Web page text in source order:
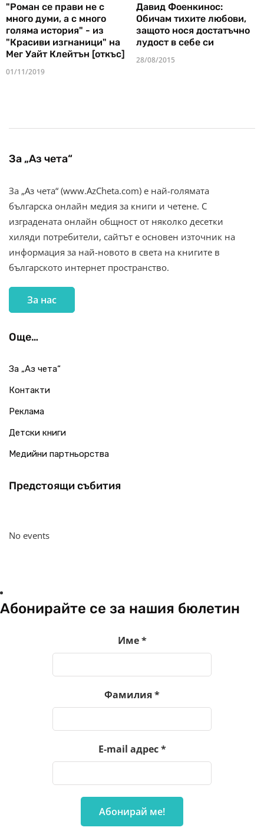
"Роман се прави не с
много думи, а с много
голяма история" - из
"Красиви изгнаници" на
Мег Уайт Клейтън [откъс]
01/11/2019
Давид Фоенкинос:
Обичам тихите любови,
защото нося достатъчно
лудост в себе си
28/08/2015
За „Аз чета“
За „Аз чета“ (www.AzCheta.com) е най-голямата
българска онлайн медия за книги и четене. С
изградената онлайн общност от няколко десетки
хиляди потребители, сайтът е основен източник на
информация за най-новото в света на книгите в
българското интернет пространство.
За нас
Още…
За „Аз чета“
Контакти
Реклама
Детски книги
Медийни партньорства
Предстоящи събития
No events
Абонирайте се за нашия бюлетин
Име*
Фамилия*
E-mail адрес*